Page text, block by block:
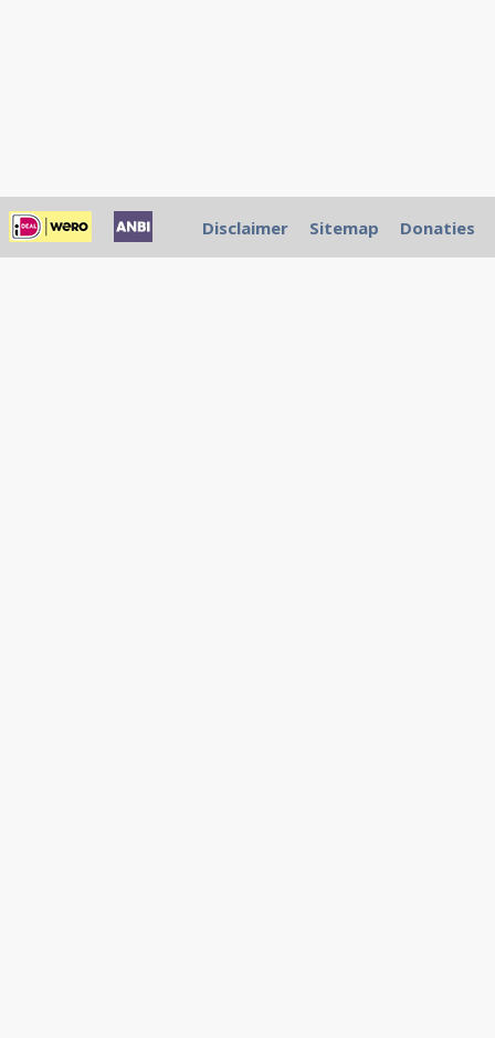
Disclaimer Sitemap Donaties